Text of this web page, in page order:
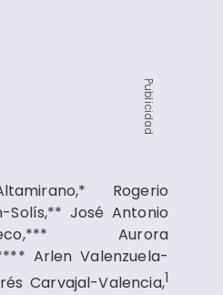
Publicidad
Rogerio
Solís,** José Antonio
Aurora
Arlen Valenzuela-
Carvajal-Valencia,1